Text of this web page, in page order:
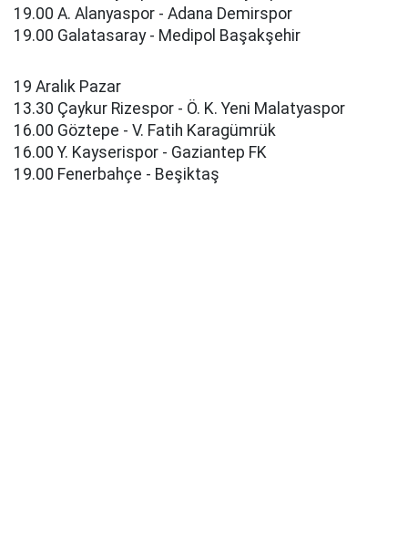
19.00 A. Alanyaspor - Adana Demirspor
19.00 Galatasaray - Medipol Başakşehir
19 Aralık Pazar
13.30 Çaykur Rizespor - Ö. K. Yeni Malatyaspor
16.00 Göztepe - V. Fatih Karagümrük
16.00 Y. Kayserispor - Gaziantep FK
19.00 Fenerbahçe - Beşiktaş